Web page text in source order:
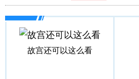
故宫还可以这么看